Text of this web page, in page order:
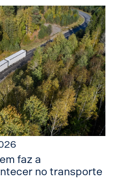
faz a
no transporte